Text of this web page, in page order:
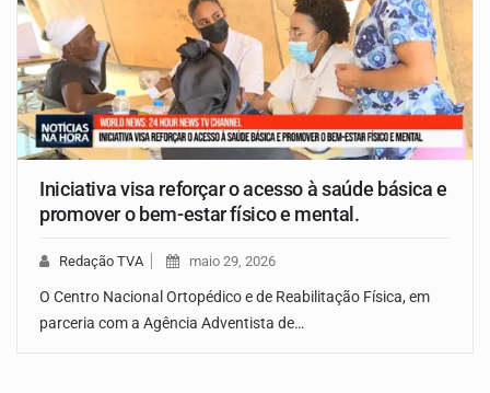
Iniciativa visa reforçar o acesso à saúde básica e
promover o bem-estar físico e mental.
Redação TVA maio 29, 2026
O Centro Nacional Ortopédico e de Reabilitação Física, em
parceria com a Agência Adventista de…